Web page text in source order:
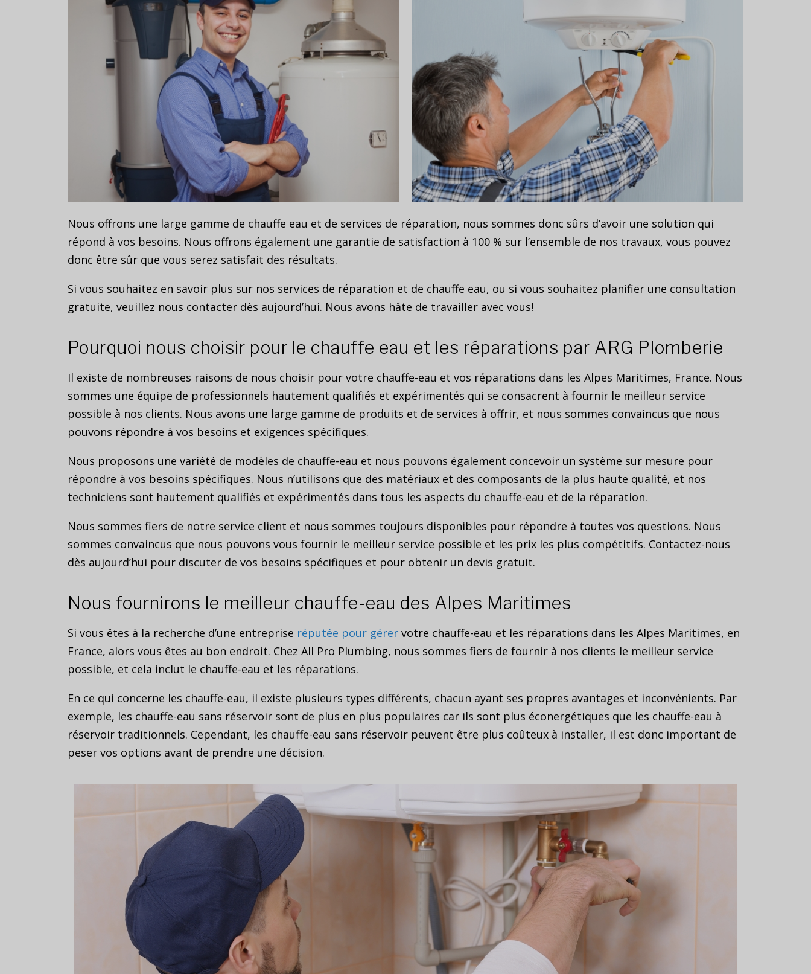
Nous offrons une large gamme de chauffe eau et de services de réparation, nous sommes donc sûrs d’avoir une solution qui
répond à vos besoins. Nous offrons également une garantie de satisfaction à 100 % sur l’ensemble de nos travaux, vous pouvez
donc être sûr que vous serez satisfait des résultats.
Si vous souhaitez en savoir plus sur nos services de réparation et de chauffe eau, ou si vous souhaitez planifier une consultation
gratuite, veuillez nous contacter dès aujourd’hui. Nous avons hâte de travailler avec vous!
Pourquoi nous choisir pour le chauffe eau et les réparations par ARG Plomberie
Il existe de nombreuses raisons de nous choisir pour votre chauffe-eau et vos réparations dans les Alpes Maritimes, France. Nous
sommes une équipe de professionnels hautement qualifiés et expérimentés qui se consacrent à fournir le meilleur service
possible à nos clients. Nous avons une large gamme de produits et de services à offrir, et nous sommes convaincus que nous
pouvons répondre à vos besoins et exigences spécifiques.
Nous proposons une variété de modèles de chauffe-eau et nous pouvons également concevoir un système sur mesure pour
répondre à vos besoins spécifiques. Nous n’utilisons que des matériaux et des composants de la plus haute qualité, et nos
techniciens sont hautement qualifiés et expérimentés dans tous les aspects du chauffe-eau et de la réparation.
Nous sommes fiers de notre service client et nous sommes toujours disponibles pour répondre à toutes vos questions. Nous
sommes convaincus que nous pouvons vous fournir le meilleur service possible et les prix les plus compétitifs. Contactez-nous
dès aujourd’hui pour discuter de vos besoins spécifiques et pour obtenir un devis gratuit.
Nous fournirons le meilleur chauffe-eau des Alpes Maritimes
Si vous êtes à la recherche d’une entreprise réputée pour gérer votre chauffe-eau et les réparations dans les Alpes Maritimes, en
France, alors vous êtes au bon endroit. Chez All Pro Plumbing, nous sommes fiers de fournir à nos clients le meilleur service
possible, et cela inclut le chauffe-eau et les réparations.
En ce qui concerne les chauffe-eau, il existe plusieurs types différents, chacun ayant ses propres avantages et inconvénients. Par
exemple, les chauffe-eau sans réservoir sont de plus en plus populaires car ils sont plus éconergétiques que les chauffe-eau à
réservoir traditionnels. Cependant, les chauffe-eau sans réservoir peuvent être plus coûteux à installer, il est donc important de
peser vos options avant de prendre une décision.